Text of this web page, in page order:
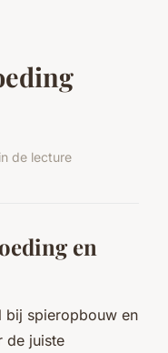
de lecture
en
bij spieropbouw en
de juiste